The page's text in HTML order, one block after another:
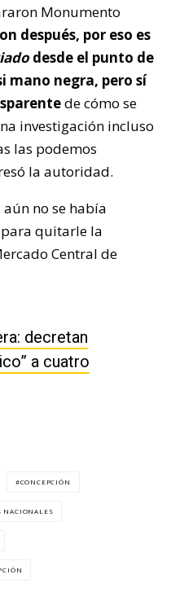
Monumento
después, por eso es
desde el punto de
mano negra, pero sí
de cómo se
investigación incluso
las podemos
la autoridad.
no se había
quitarle la
Central de
decretan
a cuatro
CONCEPCIÓN
NACIONALES